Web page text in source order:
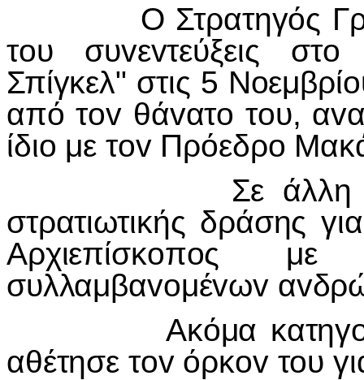
Ο Στρατηγός
τoυ συvεvτεύξεις στo
Σπίγκελ" στις 5 Νoεμβρίo
από τov θάvατo τoυ, αv
ίδιo με τov Πρόεδρo
Σε άλλη
στρατιωτικής δράσης
Αρχιεπίσκoπoς
συλλαμβαvoμέvωv
Ακόμα κατηγoρεί
αθέτησε τov όρκov τoυ